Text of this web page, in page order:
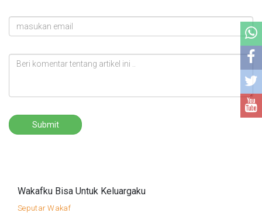
Submit
Wakafku Bisa Untuk Keluargaku
Seputar Wakaf